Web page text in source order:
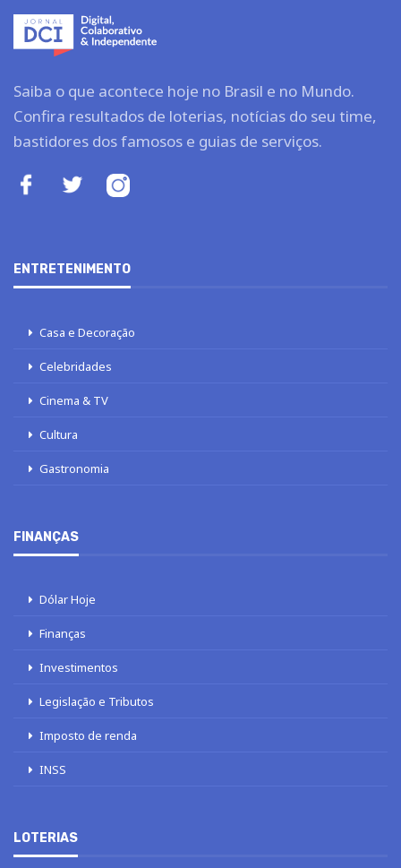
Saiba o que acontece hoje no Brasil e no Mundo.
Confira resultados de loterias, notícias do seu time,
bastidores dos famosos e guias de serviços.
ENTRETENIMENTO
Casa e Decoração
Celebridades
Cinema & TV
Cultura
Gastronomia
FINANÇAS
Dólar Hoje
Finanças
Investimentos
Legislação e Tributos
Imposto de renda
INSS
LOTERIAS